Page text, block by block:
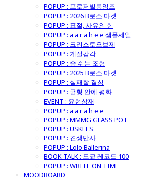
POPUP : 프로퍼빌롱잉즈
POPUP : 2026 B로소 마켓
POPUP : 표절, 사유의 힘
POPUP : a a r a h e e 샘플세일
POPUP : 크리스토오브제
POPUP : 계절감각
POPUP : 숨 쉬는 조형
POPUP : 2025 B로소 마켓
POPUP : 실패할 결심
POPUP : 균형 안에 평화
EVENT : 윤현상재
POPUP : a a r a h e e
POPUP : MMMG GLASS POT
POPUP : USKEES
POPUP : 견생만사
POPUP : Lolo Ballerina
BOOK TALK : 도쿄 레코드 100
POPUP : WRITE ON TIME
MOODBOARD